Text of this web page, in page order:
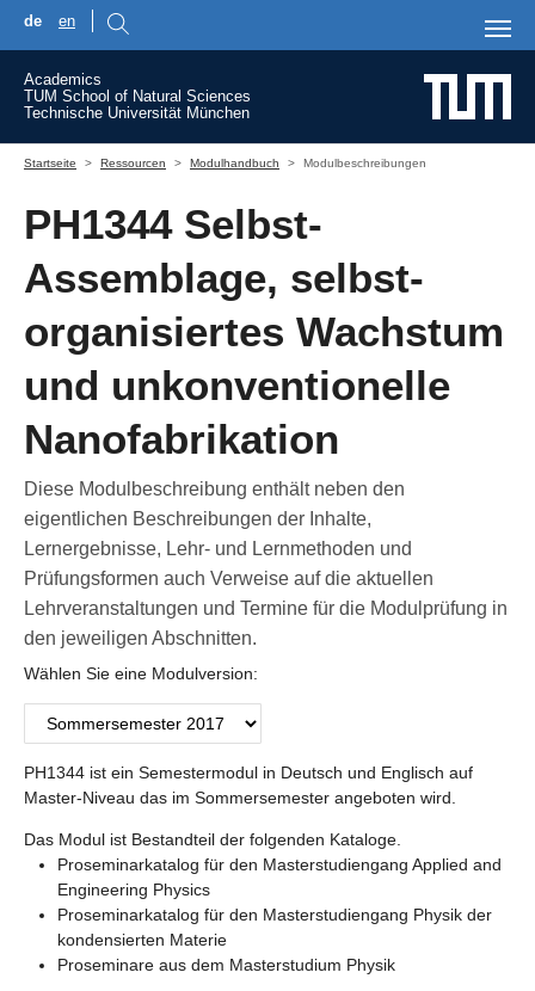
de en
Academics
TUM School of Natural Sciences
Technische Universität München
Startseite
Ressourcen Modulhandbuch Modulbeschreibungen
PH1344 Selbst-
Assemblage, selbst-
organisiertes Wachstum
und unkonventionelle
Nanofabrikation
Diese Modulbeschreibung enthält neben den
eigentlichen Beschreibungen der Inhalte,
Lernergebnisse, Lehr- und Lernmethoden und
Prüfungsformen auch Verweise auf die aktuellen
Lehrveranstaltungen und Termine für die Modulprüfung in
den jeweiligen Abschnitten.
Wählen Sie eine Modulversion:
PH1344 ist ein Semestermodul in Deutsch und Englisch auf
Master-Niveau das im Sommersemester angeboten wird.
Das Modul ist Bestandteil der folgenden Kataloge.
Proseminarkatalog für den Masterstudiengang Applied and
Engineering Physics
Proseminarkatalog für den Masterstudiengang Physik der
kondensierten Materie
Proseminare aus dem Masterstudium Physik